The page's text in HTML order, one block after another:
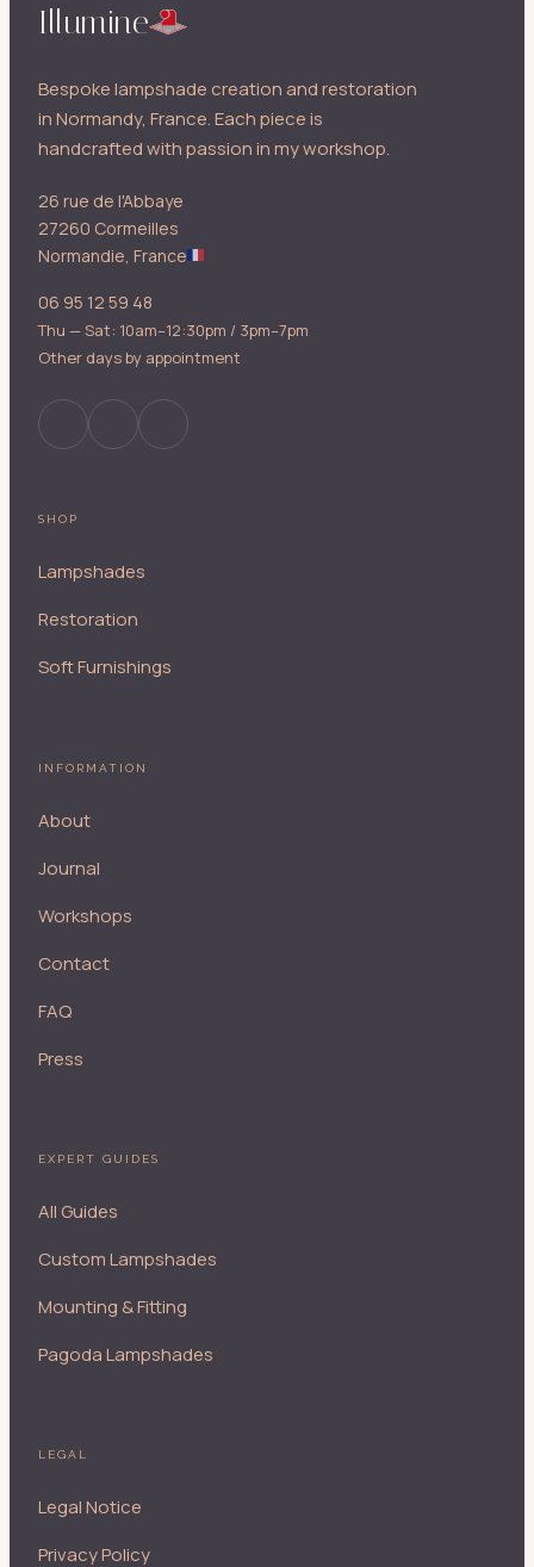
Illumine
Bespoke lampshade creation and restoration
in Normandy, France. Each piece is
handcrafted with passion in my workshop.
26 rue de l'Abbaye
27260 Cormeilles
Normandie, France
06 95 12 59 48
Thu — Sat: 10am–12:30pm / 3pm–7pm
Other days by appointment
SHOP
Lampshades
Restoration
Soft Furnishings
INFORMATION
About
Journal
Workshops
Contact
FAQ
Press
EXPERT GUIDES
All Guides
Custom Lampshades
Mounting & Fitting
Pagoda Lampshades
LEGAL
Legal Notice
Privacy Policy